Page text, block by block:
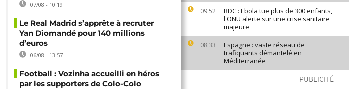
09:52
RDC : Ebola tue plus de 300 enfants,
l'ONU alerte sur une crise sanitaire
majeure
08:33
Espagne : vaste réseau de
trafiquants démantelé en
Méditerranée
PUBLICITÉ
07/08 - 10:19
Le Real Madrid s’apprête à recruter
Yan Diomandé pour 140 millions
d’euros
06/08 - 13:57
Football : Vozinha accueilli en héros
par les supporters de Colo-Colo